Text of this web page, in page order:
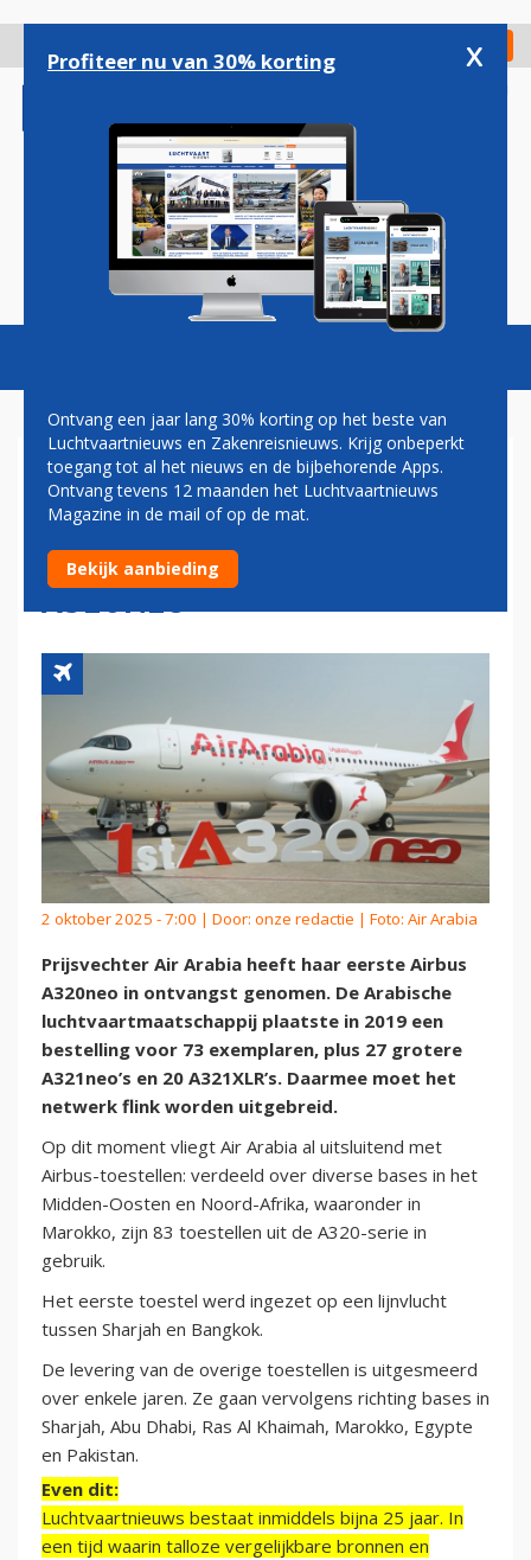
gaan
Check in
Magazine Podcasts Vacatures
AIR ARABIA BEGINT AAN
GROTE VLOOTUITBREIDING
MET EERSTE AIRBUS
A320NEO
2 oktober 2025 - 7:00 | Door: onze redactie | Foto: Air Arabia
Prijsvechter Air Arabia heeft haar eerste Airbus
A320neo in ontvangst genomen. De Arabische
luchtvaartmaatschappij plaatste in 2019 een
bestelling voor 73 exemplaren, plus 27 grotere
A321neo’s en 20 A321XLR’s. Daarmee moet het
netwerk flink worden uitgebreid.
Op dit moment vliegt Air Arabia al uitsluitend met
Airbus-toestellen: verdeeld over diverse bases in het
Midden-Oosten en Noord-Afrika, waaronder in
Marokko, zijn 83 toestellen uit de A320-serie in
gebruik.
Het eerste toestel werd ingezet op een lijnvlucht
tussen Sharjah en Bangkok.
De levering van de overige toestellen is uitgesmeerd
over enkele jaren. Ze gaan vervolgens richting bases in
Sharjah, Abu Dhabi, Ras Al Khaimah, Marokko, Egypte
en Pakistan.
Even dit:
Luchtvaartnieuws bestaat inmiddels bijna 25 jaar. In
een tijd waarin talloze vergelijkbare bronnen en
Profiteer nu van 30% korting x
Ontvang een jaar lang 30% korting op het beste van
Luchtvaartnieuws en Zakenreisnieuws. Krijg onbeperkt
toegang tot al het nieuws en de bijbehorende Apps.
Ontvang tevens 12 maanden het Luchtvaartnieuws
Magazine in de mail of op de mat.
Bekijk aanbieding